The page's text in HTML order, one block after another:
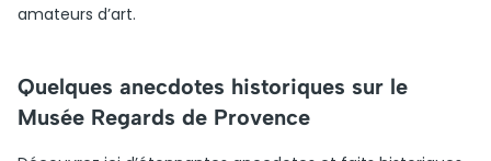
amateurs d’art.
Quelques anecdotes historiques sur le
Musée Regards de Provence